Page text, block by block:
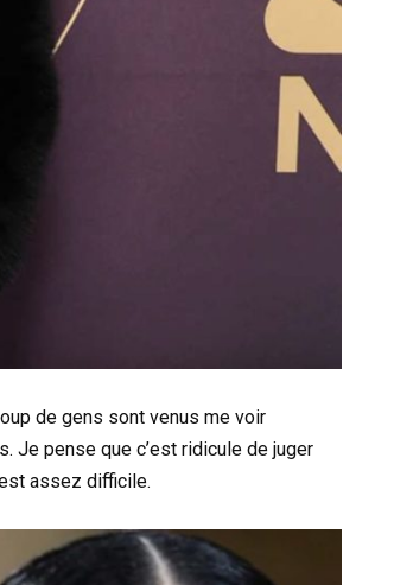
de gens sont venus me voir
Je pense que c’est ridicule de juger
assez difficile.